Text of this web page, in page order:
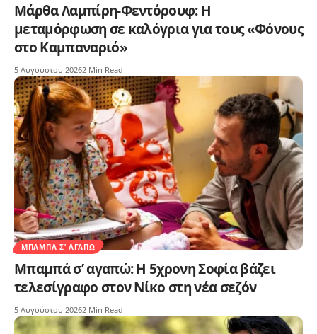
Μάρθα Λαμπίρη-Φεντόρουφ: Η
μεταμόρφωση σε καλόγρια για τους «Φόνους
στο Καμπαναριό»
5 Αυγούστου 20262 Min Read
ΜΠΑΜΠΆ Σ’ ΑΓΑΠΏ
Μπαμπά σ’ αγαπώ: Η 5χρονη Σοφία βάζει
τελεσίγραφο στον Νίκο στη νέα σεζόν
5 Αυγούστου 20262 Min Read